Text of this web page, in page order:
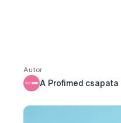
Autor
A Profimed csapata